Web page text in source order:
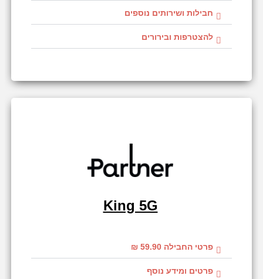
חבילות ושירותים נוספים
להצטרפות ובירורים
King 5G
פרטי החבילה 59.90 ₪
פרטים ומידע נוסף